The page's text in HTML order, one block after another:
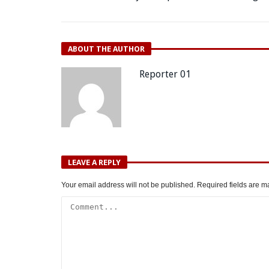
ABOUT THE AUTHOR
Reporter 01
LEAVE A REPLY
Your email address will not be published. Required fields are